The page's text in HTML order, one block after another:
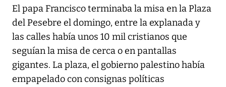
El papa Francisco terminaba la misa en la Plaza
del Pesebre el domingo, entre la explanada y
las calles había unos 10 mil cristianos que
seguían la misa de cerca o en pantallas
gigantes. La plaza, el gobierno palestino había
empapelado con consignas políticas